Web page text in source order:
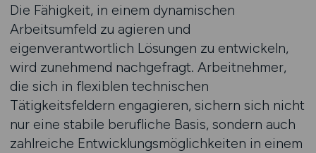
Die Fähigkeit, in einem dynamischen
Arbeitsumfeld zu agieren und
eigenverantwortlich Lösungen zu entwickeln,
wird zunehmend nachgefragt. Arbeitnehmer,
die sich in flexiblen technischen
Tätigkeitsfeldern engagieren, sichern sich nicht
nur eine stabile berufliche Basis, sondern auch
zahlreiche Entwicklungsmöglichkeiten in einem